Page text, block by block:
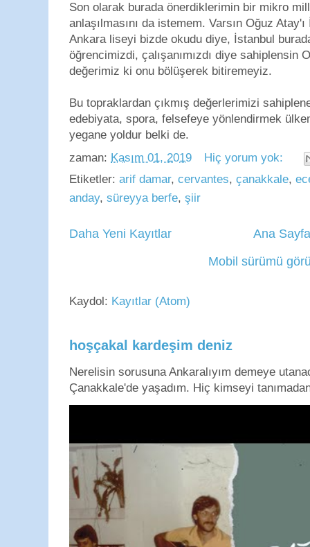
Son olarak burada önerdiklerimin bir mikro
anlaşılmasını da istemem. Varsın Oğuz
Ankara liseyi bizde okudu diye, İstanbul
öğrencimizdi, çalışanımızdı diye sahiplensin
değerimiz ki onu bölüşerek bitiremeyiz.
Bu topraklardan çıkmış değerlerimizi
edebiyata, spora, felsefeye yönlendirmek
yegane yoldur belki de.
zaman: Kasım 01, 2019
Hiç yorum yok:
Etiketler: arif damar, cervantes, çanakkale,
anday, süreyya berfe, şiir
Daha Yeni Kayıtlar
Ana
Mobil sürümü
Kaydol: Kayıtlar (Atom)
hoşçakal kardeşim deniz
Nerelisin sorusuna Ankaralıyım demeye
Çanakkale'de yaşadım. Hiç kimseyi